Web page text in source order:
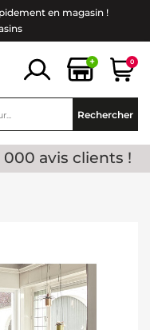
en magasin !
+ 0
Rechercher
000 avis clients !